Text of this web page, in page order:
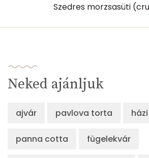
Szedres morzsasüti
Neked ajánljuk
ajvár pavlova torta
panna cotta fügelekvár